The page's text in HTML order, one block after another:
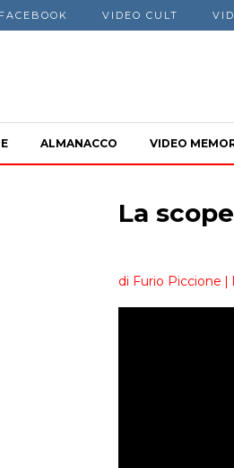
FACEBOOK VIDEO CULT
ALMANACCO VIDEO
La
di Furio Piccione |